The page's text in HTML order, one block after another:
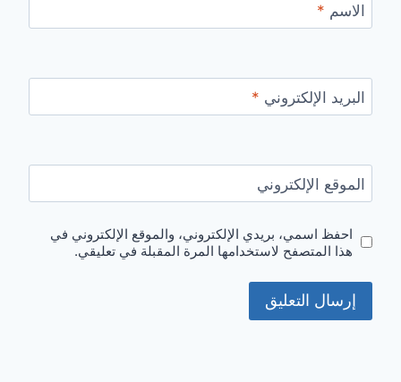
الاسم *
البريد الإلكتروني *
الموقع الإلكتروني
احفظ اسمي، بريدي الإلكتروني، والموقع الإلكتروني في
هذا المتصفح لاستخدامها المرة المقبلة في تعليقي.